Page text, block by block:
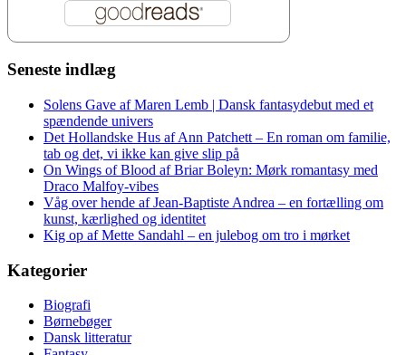
Seneste indlæg
Solens Gave af Maren Lemb | Dansk fantasydebut med et
spændende univers
Det Hollandske Hus af Ann Patchett – En roman om familie,
tab og det, vi ikke kan give slip på
On Wings of Blood af Briar Boleyn: Mørk romantasy med
Draco Malfoy-vibes
Våg over hende af Jean-Baptiste Andrea – en fortælling om
kunst, kærlighed og identitet
Kig op af Mette Sandahl – en julebog om tro i mørket
Kategorier
Biografi
Børnebøger
Dansk litteratur